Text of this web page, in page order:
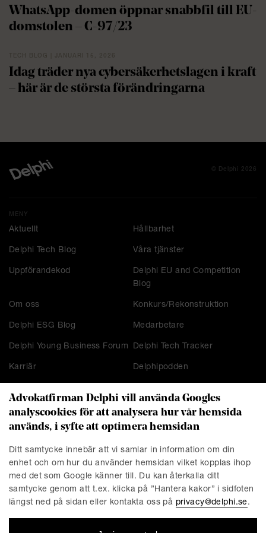
WhatsApp-domen öppnar snabbfil till EU-
domstolen – C-97/23
Idag träder nya cybersäkerhetslagen i kraft
– här är de största förändringarna
© Delphi 2026
MENY
Aktuellt Hållbarhet
Delphi Tech Blog Våra tjänster
Uppförandekod
Delphi EU and Competition
Blog
Om oss Konkurs/Rekonstruktion
Delphi ESG Blog Medarbetare
Delphi Young Business Forum Delphi Tech Tracker
Karriär Delphipodden
KONTAKT
Stockholm Malmö
Presskontakt Göteborg
Linköping
Advokatfirman Delphi vill använda Googles
analyscookies för att analysera hur vår hemsida
används, i syfte att optimera hemsidan
Ditt samtycke innebär att vi samlar in information om din
enhet och om hur du använder hemsidan vilket kopplas ihop
med det som Google känner till. Du kan återkalla ditt
samtycke genom att t.ex. klicka på ”Hantera kakor” i sidfoten
längst ned på sidan eller kontakta oss på privacy@delphi.se.